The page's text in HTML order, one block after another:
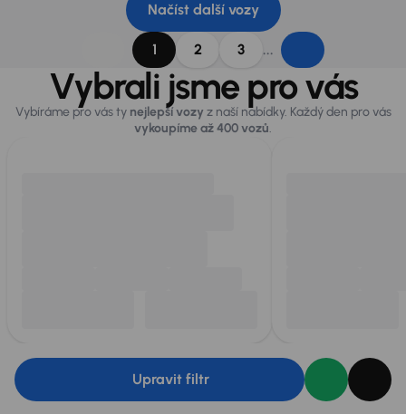
Načíst další vozy
1 2 3 ...
Vybrali jsme pro vás
Vybíráme pro vás ty nejlepší vozy z naší nabídky. Každý den pro vás
vykoupíme až 400 vozů.
Upravit filtr